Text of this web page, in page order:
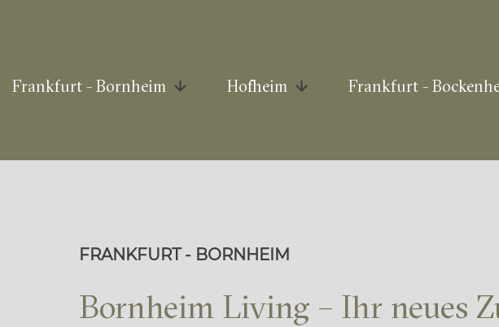
Frankfurt - Bornheim Hofheim Frankfurt -
FRANKFURT - BORNHEIM
Bornheim Living – Ihr neues